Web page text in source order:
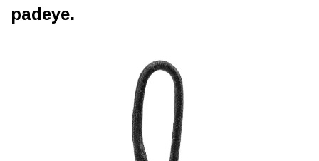
padeye.